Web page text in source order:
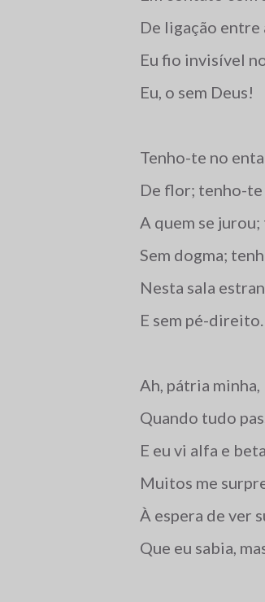
De ligação entre
Eu fio invisível
Eu, o sem Deus!
Tenho-te no
De flor; tenho-
A quem se
Sem dogma;
Nesta sala
E sem pé-direito.
Ah, pátria
Quando tudo
E eu vi alfa e
Muitos me
À espera de ver
Que eu sabia,